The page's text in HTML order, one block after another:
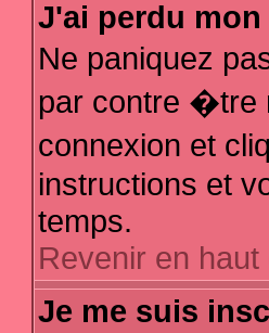
J'ai perdu
Ne paniquez
par contre �tre
connexion et
instructions et
temps.
Revenir en haut
Je me suis